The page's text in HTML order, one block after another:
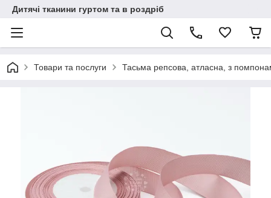
Дитячі тканини гуртом та в роздріб
Товари та послуги Тасьма репсова, атласна, з